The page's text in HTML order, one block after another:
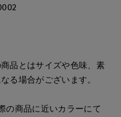
品とはサイズや色味、素
る場合がございます。
の商品に近いカラーにて